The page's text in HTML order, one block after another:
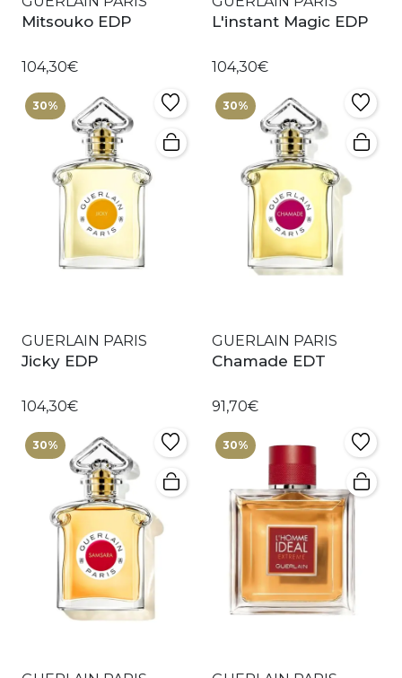
Mitsouko EDP
104,30€
L'instant Magic EDP
104,30€
30%
GUERLAIN PARIS
Jicky EDP
104,30€
30%
GUERLAIN PARIS
Chamade EDT
91,70€
30% 30%